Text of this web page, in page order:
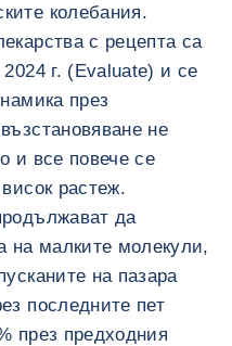
колебания.
с рецепта са
г. (Evaluate) и се
през
не
и все повече се
растеж.
да
на малките молекули,
на пазара
последните пет
през предходния